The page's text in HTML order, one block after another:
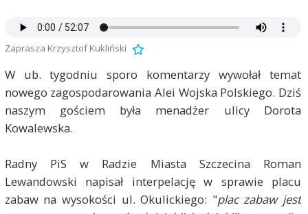
Zaprasza Krzysztof Kukliński
W ub. tygodniu sporo komentarzy wywołał temat
nowego zagospodarowania Alei Wojska Polskiego. Dziś
naszym gościem była menadżer ulicy Dorota
Kowalewska.
Radny PiS w Radzie Miasta Szczecina Roman
Lewandowski napisał interpelację w sprawie placu
zabaw na wysokości ul. Okulickiego: "plac zabaw jest